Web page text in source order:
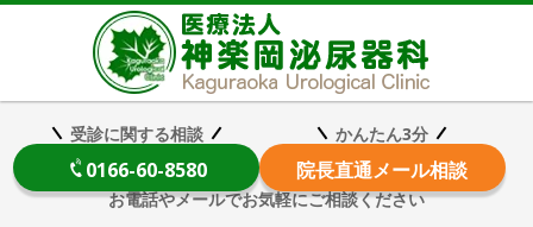
受診に関する相談
0166-60-8580
かんたん3分
院長直通メール相談
お電話やメールでお気軽にご相談ください